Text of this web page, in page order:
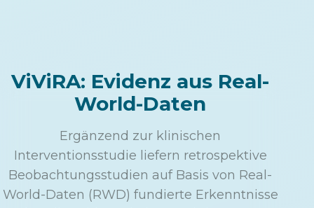
ViViRA: Evidenz aus Real-
World-Daten
Ergänzend zur klinischen
Interventionsstudie liefern retrospektive
Beobachtungsstudien auf Basis von Real-
World-Daten (RWD) fundierte Erkenntnisse